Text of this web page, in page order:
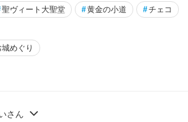
聖ヴィート大聖堂 #黄金の小道 #チェコ
城めぐり
さん